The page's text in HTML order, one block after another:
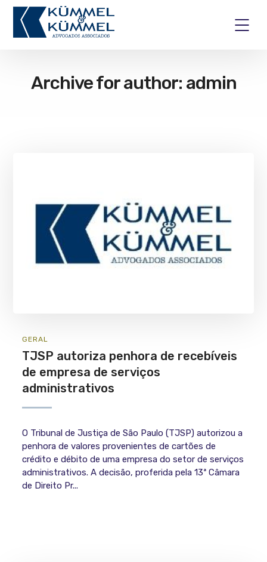
Archive for author: admin
GERAL
TJSP autoriza penhora de recebíveis
de empresa de serviços
administrativos
O Tribunal de Justiça de São Paulo (TJSP) autorizou a
penhora de valores provenientes de cartões de
crédito e débito de uma empresa do setor de serviços
administrativos. A decisão, proferida pela 13ª Câmara
de Direito Pr...